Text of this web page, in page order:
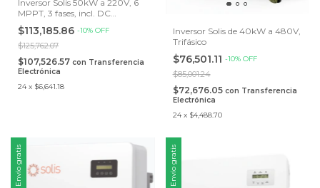
Inversor Solis 50kW a 220V, 6
MPPT, 3 fases, incl. DC
Disconnect
$113,185.86 -10% OFF
$125,762.07
$107,526.57 con Transferencia
Electrónica
24 x $6,641.18
Inversor Solis de 40kW a 480V,
Trifásico
$76,501.11 -10% OFF
$85,001.24
$72,676.05 con Transferencia
Electrónica
24 x $4,488.70
Envío gratis Envío gratis